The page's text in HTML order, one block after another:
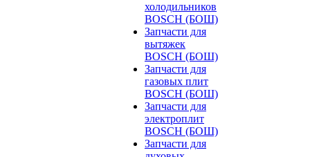
холодильников
BOSCH (БОШ)
Запчасти для
вытяжек
BOSCH (БОШ)
Запчасти для
газовых плит
BOSCH (БОШ)
Запчасти для
электроплит
BOSCH (БОШ)
Запчасти для